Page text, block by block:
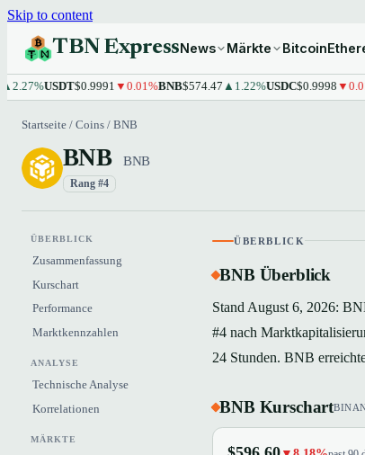
Skip to content
TBN ExpressNews Märkte Bitcoin
USDT$0.9991▼0.01% BNB$574.47▲1.22% USDC$0.9998▼0.01%
Startseite / Coins / BNB
BNB BNB
Rang #4
ÜBERBLICK
Zusammenfassung
Kurschart
Performance
Marktkennzahlen
ANALYSE
Technische Analyse
Korrelationen
MÄRKTE
ÜBERBLICK
BNB Überblick
Stand August 6, 2026:
#4 nach
24 Stunden. BNB
BNB Kurschart